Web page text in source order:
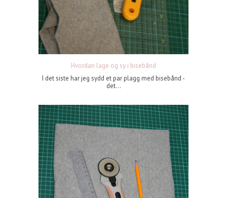
Hvordan lage og sy i bisebånd
I det siste har jeg sydd et par plagg med bisebånd -
det...